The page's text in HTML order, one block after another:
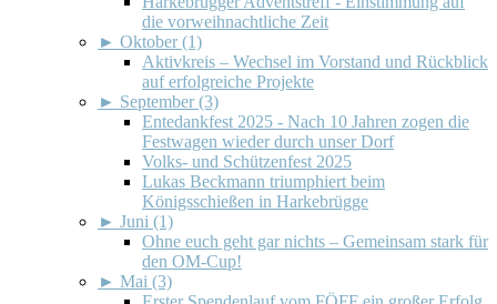
die vorweihnachtliche Zeit
► Oktober (1)
Aktivkreis – Wechsel im Vorstand und Rückblick
auf erfolgreiche Projekte
► September (3)
Entedankfest 2025 - Nach 10 Jahren zogen die
Festwagen wieder durch unser Dorf
Volks- und Schützenfest 2025
Lukas Beckmann triumphiert beim
Königsschießen in Harkebrügge
► Juni (1)
Ohne euch geht gar nichts – Gemeinsam stark für
den OM-Cup!
► Mai (3)